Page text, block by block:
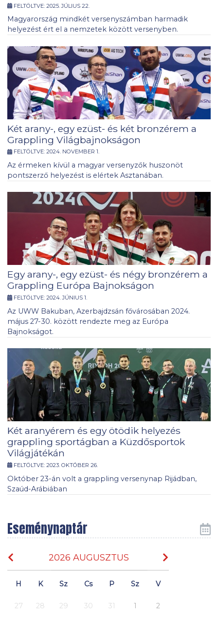
FELTÖLTVE: 2025. JÚLIUS 22.
Magyarország mindkét versenyszámban harmadik
helyezést ért el a nemzetek között versenyben.
Két arany-, egy ezüst- és két bronzérem a
Grappling Világbajnokságon
FELTÖLTVE: 2024. NOVEMBER 1.
Az érmeken kívül a magyar versenyzők huszonöt
pontszerző helyezést is elértek Asztanában.
Egy arany-, egy ezüst- és négy bronzérem a
Grappling Európa Bajnokságon
FELTÖLTVE: 2024. JÚNIUS 1.
Az UWW Bakuban, Azerbajdzsán fővárosában 2024.
május 27-30. között rendezte meg az Európa
Bajnokságot.
Két aranyérem és egy ötödik helyezés
grappling sportágban a Küzdősportok
Világjátékán
FELTÖLTVE: 2023. OKTÓBER 26.
Október 23-án volt a grappling versenynap Rijádban,
Szaúd-Arábiában
Eseménynaptár
2026 AUGUSZTUS
H K Sz Cs P Sz V
27 28 29 30 31 1
2